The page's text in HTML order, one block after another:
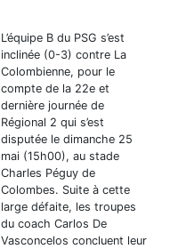
L’équipe B du PSG s’est
inclinée (0-3) contre La
Colombienne, pour le
compte de la 22e et
dernière journée de
Régional 2 qui s’est
disputée le dimanche 25
mai (15h00), au stade
Charles Péguy de
Colombes. Suite à cette
large défaite, les troupes
du coach Carlos De
Vasconcelos concluent leur